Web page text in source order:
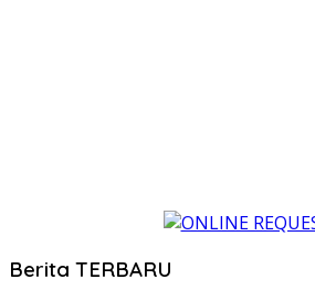
Berita TERBARU